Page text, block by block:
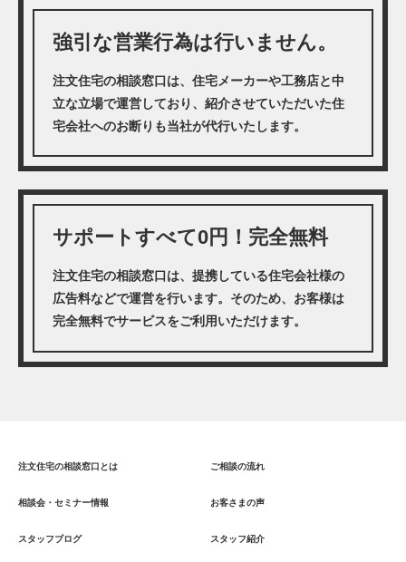
強引な営業行為は行いません。
注文住宅の相談窓口は、住宅メーカーや工務店と中
立な立場で運営しており、紹介させていただいた住
宅会社へのお断りも当社が代行いたします。
サポートすべて0円！完全無料
注文住宅の相談窓口は、提携している住宅会社様の
広告料などで運営を行います。そのため、お客様は
完全無料でサービスをご利用いただけます。
注文住宅の相談窓口とは ご相談の流れ
相談会・セミナー情報 お客さまの声
スタッフブログ スタッフ紹介